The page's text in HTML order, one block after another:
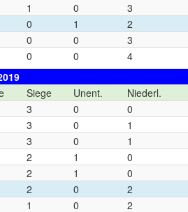
1 0 3
0 1 2
0 0 3
0 0 4
Siege Unent. Niederl.
3 0 0
3 0 1
3 0 1
2 1 0
2 1 0
2 0 2
1 0 2